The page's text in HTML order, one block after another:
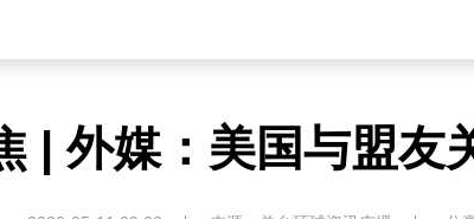
| 外媒：美国与盟友